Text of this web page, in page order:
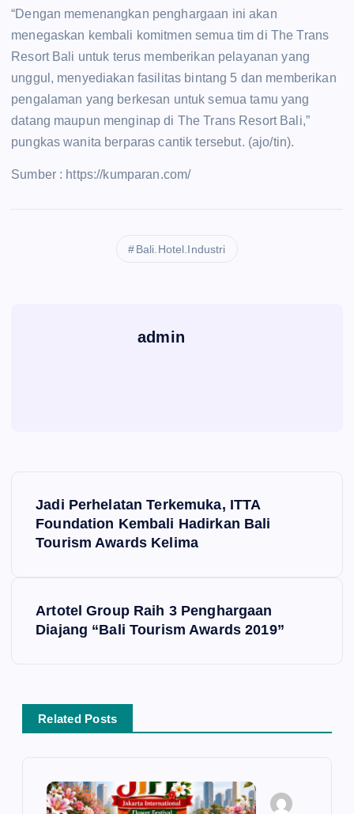
“Dengan memenangkan penghargaan ini akan
menegaskan kembali komitmen semua tim di The Trans
Resort Bali untuk terus memberikan pelayanan yang
unggul, menyediakan fasilitas bintang 5 dan memberikan
pengalaman yang berkesan untuk semua tamu yang
datang maupun menginap di The Trans Resort Bali,”
pungkas wanita berparas cantik tersebut. (ajo/tin).
Sumber : https://kumparan.com/
Bali.Hotel.Industri
admin
Jadi Perhelatan Terkemuka, ITTA
Foundation Kembali Hadirkan Bali
Tourism Awards Kelima
Artotel Group Raih 3 Penghargaan
Diajang “Bali Tourism Awards 2019”
Related Posts